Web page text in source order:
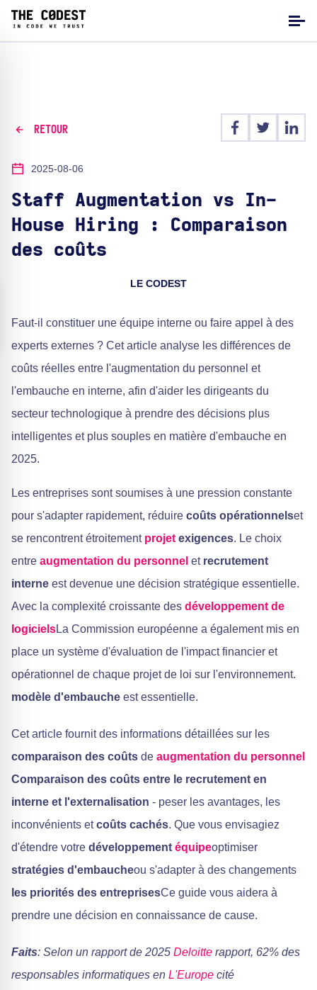
RETOUR
2025-08-06
Staff Augmentation vs In-
House Hiring : Comparaison
des coûts
LE CODEST
Faut-il constituer une équipe interne ou faire appel à des
experts externes ? Cet article analyse les différences de
coûts réelles entre l'augmentation du personnel et
l'embauche en interne, afin d'aider les dirigeants du
secteur technologique à prendre des décisions plus
intelligentes et plus souples en matière d'embauche en
2025.
Les entreprises sont soumises à une pression constante
pour s'adapter rapidement, réduire coûts opérationnelset
se rencontrent étroitement projet exigences. Le choix
entre augmentation du personnel et recrutement
interne est devenue une décision stratégique essentielle.
Avec la complexité croissante des développement de
logicielsLa Commission européenne a également mis en
place un système d'évaluation de l'impact financier et
opérationnel de chaque projet de loi sur l'environnement.
modèle d'embauche est essentielle.
Cet article fournit des informations détaillées sur les
comparaison des coûts de augmentation du personnel
Comparaison des coûts entre le recrutement en
interne et l'externalisation - peser les avantages, les
inconvénients etcoûts cachés. Que vous envisagiez
d'étendre votre développement équipeoptimiser
stratégies d'embaucheou s'adapter à des changements
les priorités des entreprisesCe guide vous aidera à
prendre une décision en connaissance de cause.
Faits: Selon un rapport de 2025 Deloitte rapport, 62% des
responsables informatiques en L'Europe cité